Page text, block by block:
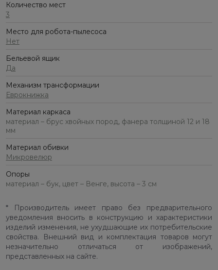
Количество мест
3
Место для робота-пылесоса
Нет
Бельевой ящик
Да
Механизм трансформации
Еврокнижка
Материал каркаса
материал – брус хвойных пород, фанера толщиной 12 и 18
мм
Материал обивки
Микровелюр
Опоры
материал – бук, цвет – Венге, высота – 3 см
* Производитель имеет право без предварительного
уведомления вносить в конструкцию и характеристики
изделий изменения, не ухудшающие их потребительские
свойства. Внешний вид и комплектация товаров могут
незначительно отличаться от изображений,
представленных на сайте.